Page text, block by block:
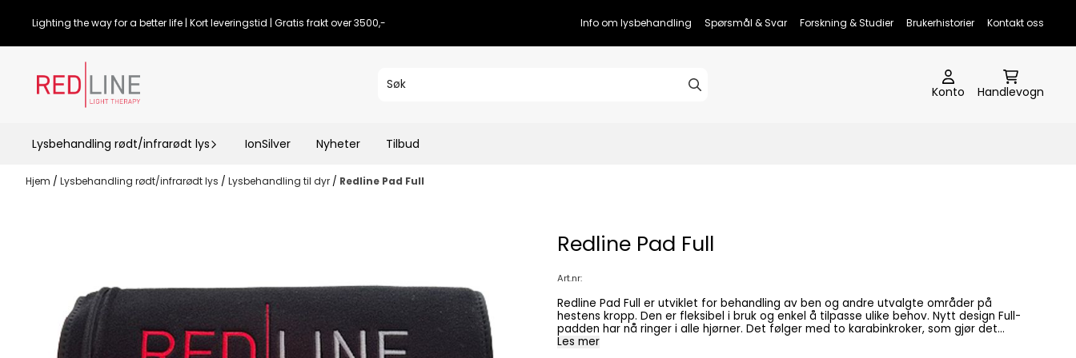
Hopp til innhold
Lighting the way for a better life | Kort leveringstid | Gratis frakt over 3500,- Info om lysbehandling Spørsmål & Svar Forskning & Studier Brukerhistorier Kontakt oss
Konto Handlevogn
Lysbehandling rødt/infrarødt lys IonSilver Nyheter Tilbud
Hjem / Lysbehandling rødt/infrarødt lys / Lysbehandling til dyr / Redline Pad Full
Redline Pad Full
Art.nr:
Redline Pad Full er utviklet for behandling av ben og andre utvalgte områder på
hestens kropp. Den er fleksibel i bruk og enkel å tilpasse ulike behov. Nytt design Full-
padden har nå ringer i alle hjørner. Det følger med to karabinkroker, som gjør det
enklere å feste padden i for eksempel dekken eller rundt bakknær og andre vanskelig
Les mer